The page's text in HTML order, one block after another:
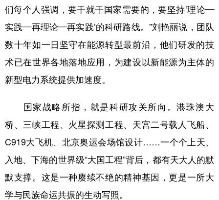
们每个人强调，要干就干国家需要的，要坚持‘理论—
实践—再理论—再实践’的科研路线。”刘艳丽说，团队
数十年如一日坚守在能源转型最前沿，他们研发的技
术已在世界各地落地应用，为建设以新能源为主体的
新型电力系统提供加速度。
国家战略所指，就是科研攻关所向。港珠澳大
桥、三峡工程、火星探测工程、天宫二号载人飞船、
C919大飞机、北京奥运会场馆设计……一个个上天、
入地、下海的世界级“大国工程”背后，都有天大人的默
默支撑。这是一种赓续不绝的精神基因，更是一所大
学与民族命运共振的生动写照。